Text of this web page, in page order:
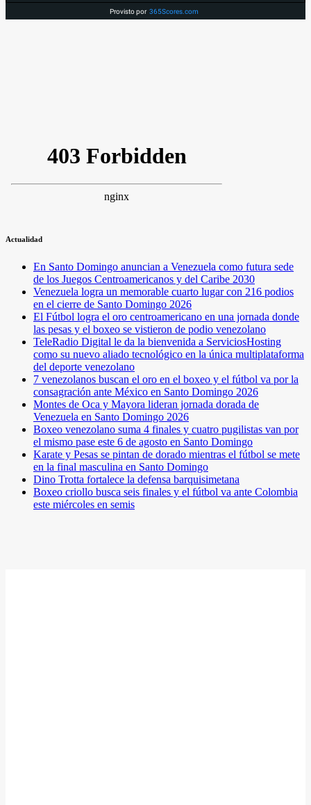
Provisto por 365Scores.com
Actualidad
En Santo Domingo anuncian a Venezuela como futura sede
de los Juegos Centroamericanos y del Caribe 2030
Venezuela logra un memorable cuarto lugar con 216 podios
en el cierre de Santo Domingo 2026
El Fútbol logra el oro centroamericano en una jornada donde
las pesas y el boxeo se vistieron de podio venezolano
TeleRadio Digital le da la bienvenida a ServiciosHosting
como su nuevo aliado tecnológico en la única multiplataforma
del deporte venezolano
7 venezolanos buscan el oro en el boxeo y el fútbol va por la
consagración ante México en Santo Domingo 2026
Montes de Oca y Mayora lideran jornada dorada de
Venezuela en Santo Domingo 2026
Boxeo venezolano suma 4 finales y cuatro pugilistas van por
el mismo pase este 6 de agosto en Santo Domingo
Karate y Pesas se pintan de dorado mientras el fútbol se mete
en la final masculina en Santo Domingo
Dino Trotta fortalece la defensa barquisimetana
Boxeo criollo busca seis finales y el fútbol va ante Colombia
este miércoles en semis